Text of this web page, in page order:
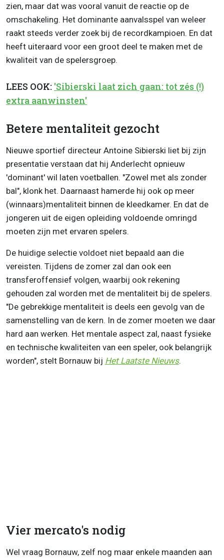
zien, maar dat was vooral vanuit de reactie op de
omschakeling. Het dominante aanvalsspel van weleer
raakt steeds verder zoek bij de recordkampioen. En dat
heeft uiteraard voor een groot deel te maken met de
kwaliteit van de spelersgroep.
LEES OOK: 'Sibierski laat zich gaan: tot zés (!)
extra aanwinsten'
Betere mentaliteit gezocht
Nieuwe sportief directeur Antoine Sibierski liet bij zijn
presentatie verstaan dat hij Anderlecht opnieuw
'dominant' wil laten voetballen. "Zowel met als zonder
bal", klonk het. Daarnaast hamerde hij ook op meer
(winnaars)mentaliteit binnen de kleedkamer. En dat de
jongeren uit de eigen opleiding voldoende omringd
moeten zijn met ervaren spelers.
De huidige selectie voldoet niet bepaald aan die
vereisten. Tijdens de zomer zal dan ook een
transferoffensief volgen, waarbij ook rekening
gehouden zal worden met de mentaliteit bij de spelers.
"De gebrekkige mentaliteit is deels een gevolg van de
samenstelling van de kern. In de zomer moeten we daar
hard aan werken. Het mentale aspect zal, naast fysieke
en technische kwaliteiten van een speler, ook belangrijk
worden", stelt Bornauw bij Het Laatste Nieuws.
Vier mercato's nodig
Wel vraag Bornauw, zelf nog maar enkele maanden aan